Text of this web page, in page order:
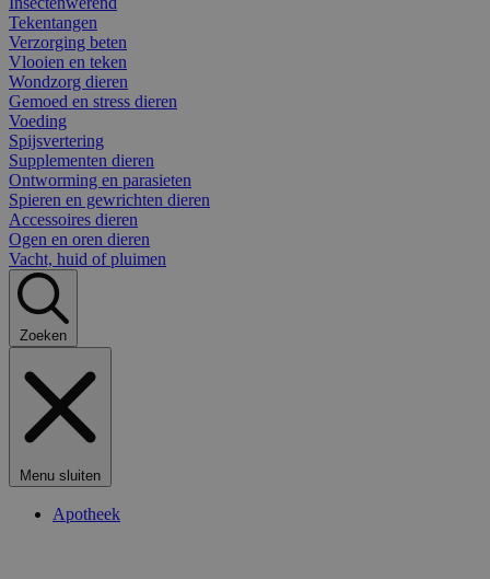
Tekentangen
Verzorging beten
Vlooien en teken
Wondzorg dieren
Gemoed en stress dieren
Voeding
Spijsvertering
Supplementen dieren
Ontworming en parasieten
Spieren en gewrichten dieren
Accessoires dieren
Ogen en oren dieren
Vacht, huid of pluimen
Zoeken
Menu sluiten
Apotheek